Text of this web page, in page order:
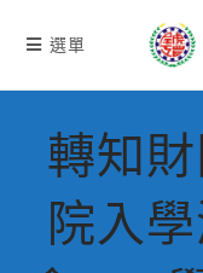
選單
轉知
院入